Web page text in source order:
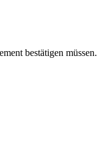
bestätigen müssen.